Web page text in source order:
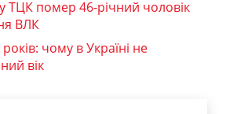
ТЦК помер 46-річний чоловік
ВЛК
чому в Україні не
вік